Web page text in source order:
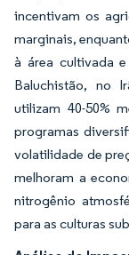
incentivam os
marginais,
à área cultivada
Baluchistão, no
utilizam 40-50%
programas
volatilidade de
melhoram a
nitrogênio
para as culturas